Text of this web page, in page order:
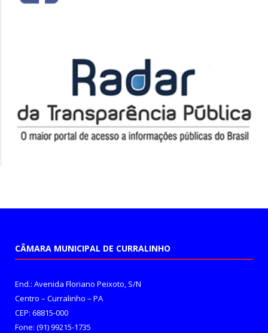
CÂMARA MUNICIPAL DE CURRALINHO
End.: Avenida Floriano Peixoto, S/N
Centro – Curralinho – PA
CEP: 68815-000
Fone: (91) 99215-1735